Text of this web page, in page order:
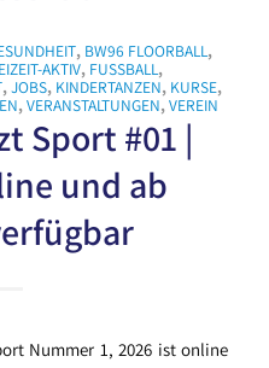
, BW96 FLOORBALL,
AKTIV, FUSSBALL ,
,JOBS, KINDERTANZEN, KURSE,
,VERANSTALTUNGEN,VEREIN
Sport #01 |
und ab